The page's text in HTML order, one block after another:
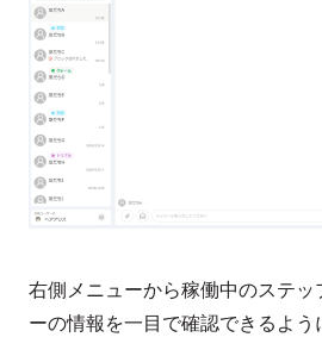
右側メニューから稼働中のステッ
ーの情報を一目で確認できるよう